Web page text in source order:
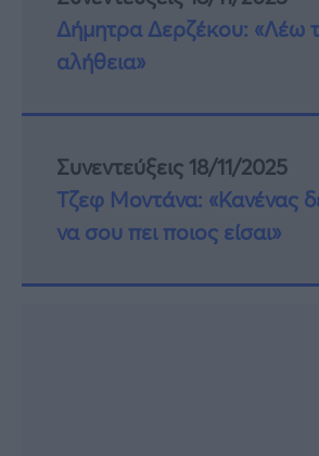
Δήμητρα Δερζέκου: «Λέω
αλήθεια»
Συνεντεύξεις 18/11/2025
Τζεφ Μοντάνα: «Κανένας
να σου πει ποιος είσαι»